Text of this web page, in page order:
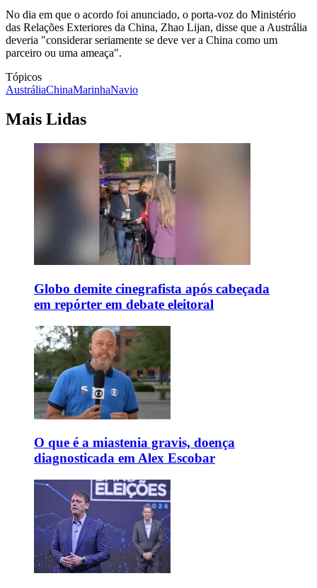
No dia em que o acordo foi anunciado, o porta-voz do Ministério
das Relações Exteriores da China, Zhao Lijan, disse que a Austrália
deveria "considerar seriamente se deve ver a China como um
parceiro ou uma ameaça".
Tópicos
AustráliaChinaMarinhaNavio
Mais Lidas
Globo demite cinegrafista após cabeçada
em repórter em debate eleitoral
O que é a miastenia gravis, doença
diagnosticada em Alex Escobar